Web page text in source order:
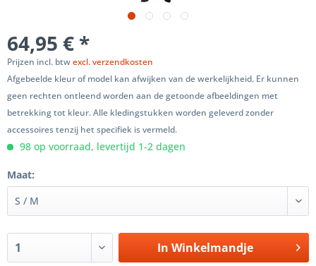
64,95 € *
Prijzen incl. btwexcl. verzendkosten
Afgebeelde kleur of model kan afwijken van de werkelijkheid. Er kunnen
geen rechten ontleend worden aan de getoonde afbeeldingen met
betrekking tot kleur. Alle kledingstukken worden geleverd zonder
accessoires tenzij het specifiek is vermeld.
98 op voorraad, levertijd 1-2 dagen
Maat:
In Winkelmandje